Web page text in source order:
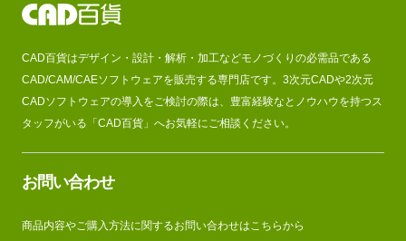
CAD百貨はデザイン・設計・解析・加工などモノづくりの必需品である
CAD/CAM/CAEソフトウェアを販売する専門店です。3次元CADや2次元
CADソフトウェアの導入をご検討の際は、豊富経験なとノウハウを持つス
タッフがいる「CAD百貨」へお気軽にご相談ください。
お問い合わせ
商品内容やご購入方法に関するお問い合わせはこちらから